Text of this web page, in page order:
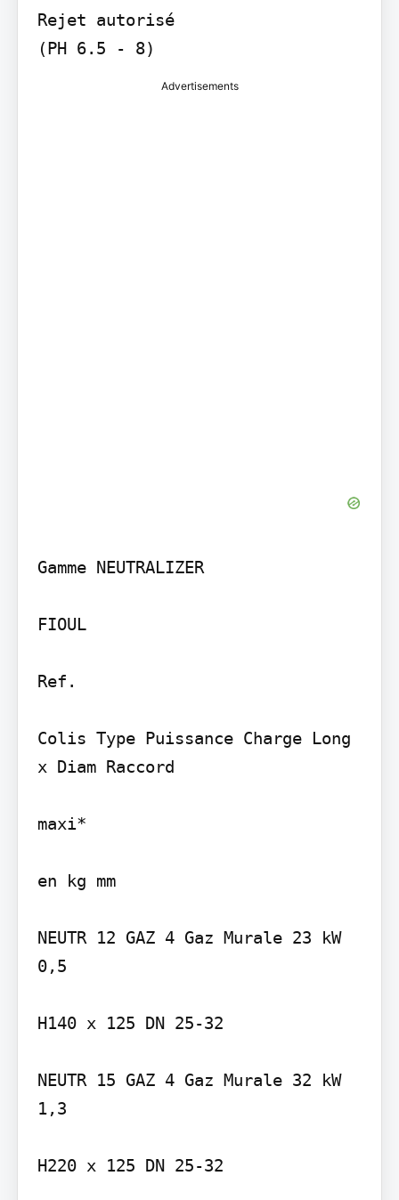
Rejet autorisé
(PH 6.5 - 8)
Advertisements
Gamme NEUTRALIZER
FIOUL
Ref.
Colis Type Puissance Charge Long
x Diam Raccord
maxi*
en kg mm
NEUTR 12 GAZ 4 Gaz Murale 23 kW
0,5
H140 x 125 DN 25-32
NEUTR 15 GAZ 4 Gaz Murale 32 kW
1,3